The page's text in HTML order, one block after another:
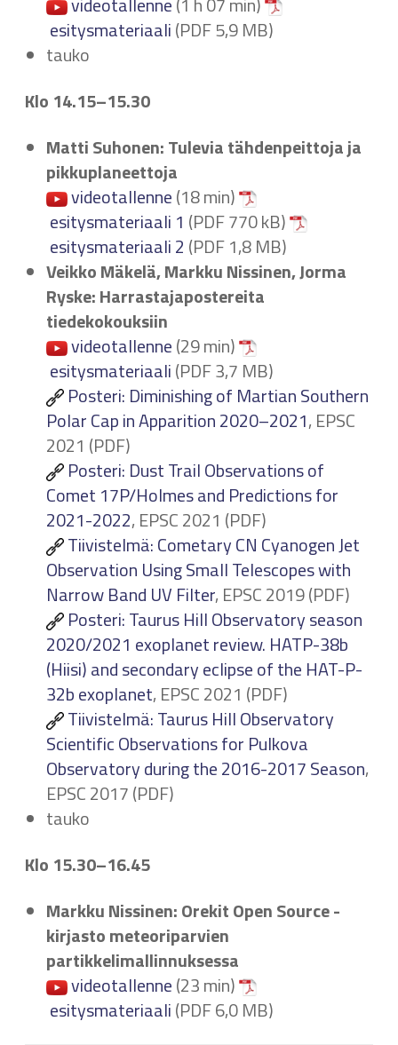
esitysmateriaali(PDF 5,9 MB)
tauko
Klo 14.15–15.30
Matti Suhonen: Tulevia tähdenpeittoja ja
pikkuplaneettoja
videotallenne(18 min)
esitysmateriaali 1 (PDF 770 kB)
esitysmateriaali 2 (PDF 1,8 MB)
Veikko Mäkelä, Markku Nissinen, Jorma
Ryske: Harrastajapostereita
tiedekokouksiin
videotallenne(29 min)
esitysmateriaali(PDF 3,7 MB)
Posteri: Diminishing of Martian Southern
Polar Cap in Apparition 2020–2021, EPSC
2021 (PDF)
Posteri: Dust Trail Observations of
Comet 17P/Holmes and Predictions for
2021-2022, EPSC 2021 (PDF)
Tiivistelmä: Cometary CN Cyanogen Jet
Observation Using Small Telescopes with
Narrow Band UV Filter, EPSC 2019 (PDF)
Posteri: Taurus Hill Observatory season
2020/2021 exoplanet review. HATP-38b
(Hiisi) and secondary eclipse of the HAT-P-
32b exoplanet, EPSC 2021 (PDF)
Tiivistelmä: Taurus Hill Observatory
Scientific Observations for Pulkova
Observatory during the 2016-2017 Season,
EPSC 2017 (PDF)
tauko
Klo 15.30–16.45
Markku Nissinen: Orekit Open Source -
kirjasto meteoriparvien
partikkelimallinnuksessa
videotallenne(23 min)
esitysmateriaali(PDF 6,0 MB)